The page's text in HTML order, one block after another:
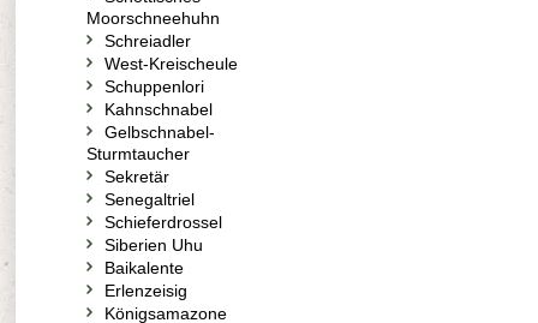
Moorschneehuhn
Schreiadler
West-Kreischeule
Schuppenlori
Kahnschnabel
Gelbschnabel-
Sturmtaucher
Sekretär
Senegaltriel
Schieferdrossel
Siberien Uhu
Baikalente
Erlenzeisig
Königsamazone